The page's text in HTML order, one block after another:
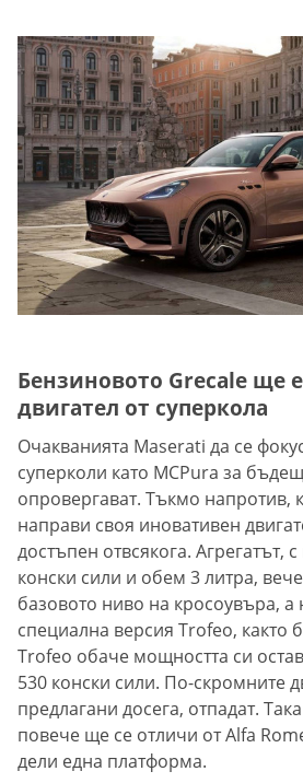
Бензиновото Grecale ще
двигател от суперкола
Очакванията Maserati да се
суперколи като MCPura за
опровергават. Тъкмо напротив,
направи своя иновативен
достъпен отвсякога. Агрегатът,
конски сили и обем 3 литра,
базовото ниво на кросоувъра, а
специална версия Trofeo, както
Trоfeo обаче мощността си
530 конски сили. По-скромните
предлагани досега, отпадат.
повече ще се отличи от Alfa
дели една платформа.